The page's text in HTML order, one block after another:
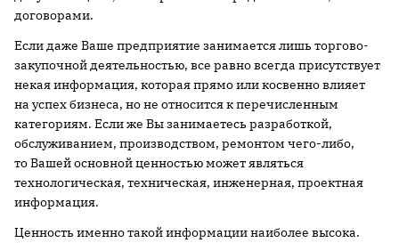
договорами.
Если даже Ваше предприятие занимается лишь торгово-
закупочной деятельностью, все равно всегда присутствует
некая информация, которая прямо или косвенно влияет
на успех бизнеса, но не относится к перечисленным
категориям. Если же Вы занимаетесь разработкой,
обслуживанием, производством, ремонтом чего-либо,
то Вашей основной ценностью может являться
технологическая, техническая, инженерная, проектная
информация.
Ценность именно такой информации наиболее высока.